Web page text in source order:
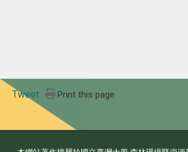
Tweet Print this page